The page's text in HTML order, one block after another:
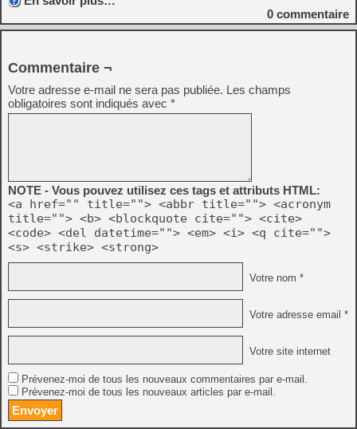
0 commentaire
Commentaire ¬
Votre adresse e-mail ne sera pas publiée. Les champs
obligatoires sont indiqués avec *
NOTE - Vous pouvez utilisez ces tags et attributs HTML:
<a href="" title=""> <abbr title=""> <acronym
title=""> <b> <blockquote cite=""> <cite>
<code> <del datetime=""> <em> <i> <q cite="">
<s> <strike> <strong>
Votre nom *
Votre adresse email *
Votre site internet
Prévenez-moi de tous les nouveaux commentaires par e-mail.
Prévenez-moi de tous les nouveaux articles par e-mail.